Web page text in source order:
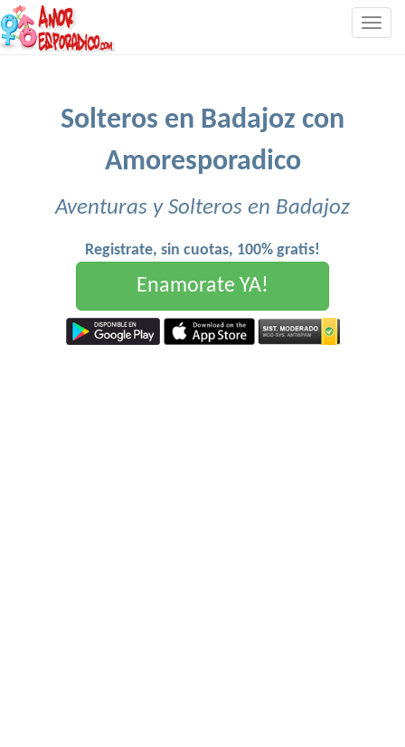
Solteros en Badajoz con
Amoresporadico
Aventuras y Solteros en Badajoz
Registrate, sin cuotas, 100% gratis!
Enamorate YA!